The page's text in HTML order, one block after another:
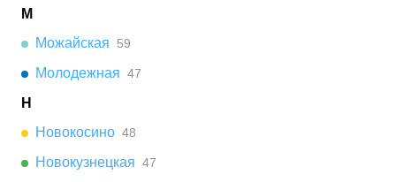
М
Можайская
59
Молодежная 47
Н
Новокосино 48
Новокузнецкая 47